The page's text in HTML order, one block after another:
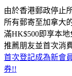
由於香港郵政停止
所有郵寄至加拿大
滿HK$500即享本地
推薦朋友並首次消
首次登記成為新會
券!!